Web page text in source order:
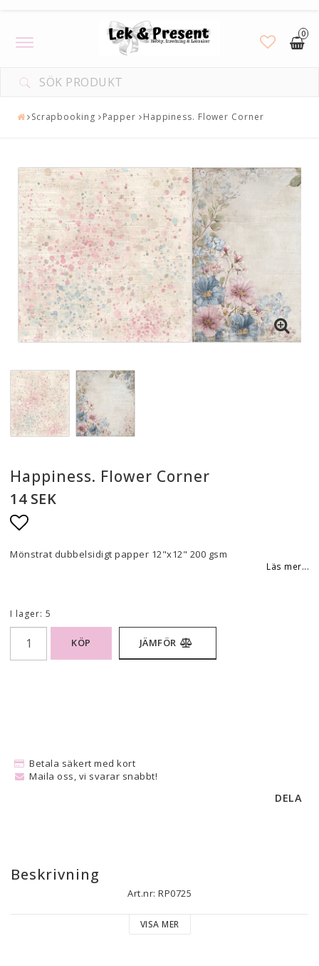
0
Toggle
navigation
Scrapbooking Papper Happiness. Flower Corner
Happiness. Flower Corner
14 SEK
Lägg till i favoritlistan
Mönstrat dubbelsidigt papper 12"x12" 200 gsm
Läs mer...
I lager: 5
KÖP JÄMFÖR
Betala säkert med kort
Maila oss, vi svarar snabbt!
DELA
Beskrivning
Art.nr: RP0725
VISA MER